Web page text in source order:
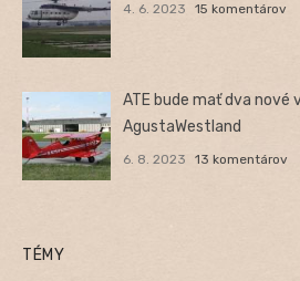
4. 6. 2023 15 komentárov
ATE bude mať dva nové
AgustaWestland
6. 8. 2023 13 komentárov
TÉMY